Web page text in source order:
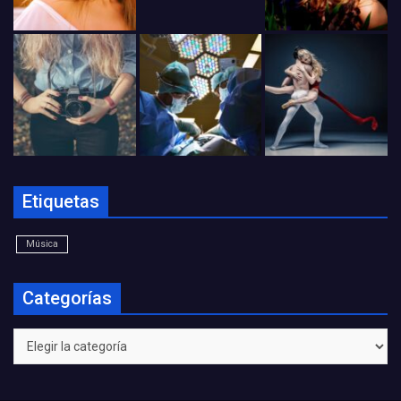
Etiquetas
Música
Categorías
Categorías